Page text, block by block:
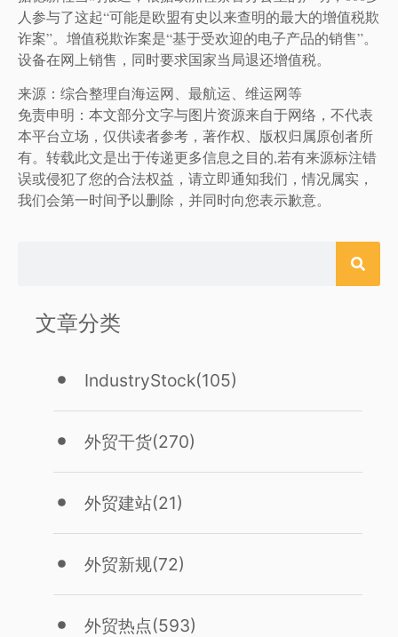
人参与了这起“可能是欧盟有史以来查明的最大的增值税欺
诈案”。增值税欺诈案是“基于受欢迎的电子产品的销售”。
设备在网上销售，同时要求国家当局退还增值税。
来源：综合整理自海运网、最航运、维运网等
免责申明：本文部分文字与图片资源来自于网络，不代表
本平台立场，仅供读者参考，著作权、版权归属原创者所
有。转载此文是出于传递更多信息之目的,若有来源标注错
误或侵犯了您的合法权益，请立即通知我们，情况属实，
我们会第一时间予以删除，并同时向您表示歉意。
文章分类
IndustryStock(105)
外贸干货(270)
外贸建站(21)
外贸新规(72)
外贸热点(593)